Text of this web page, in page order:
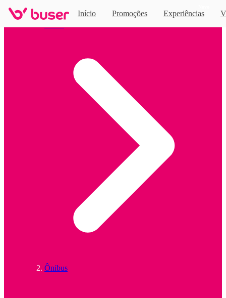
Início Promoções Experiências
Ônibus